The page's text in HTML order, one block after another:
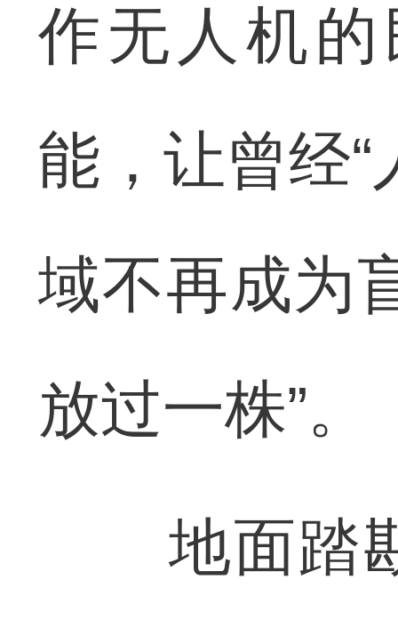
作无人机
能，让曾经
域不再成为
放过一株”。
地面踏勘